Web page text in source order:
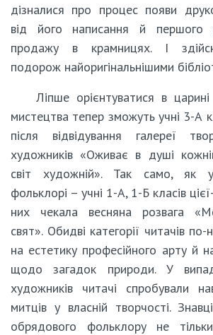
дізналися про процес появи
від його написання й першого
продажу в крамницях. І
подорож найоригінальнішими
Ліпше орієнтуватися в
мистецтва тепер зможуть учні 3-
після відвідування галереї
художників «Оживає в душі
світ художній». Так само, як у
фольклорі – учні 1-А, 1-Б класів
них чекала весняна розвага
свят». Обидві категорії читачів
на естетику професійного арту й
щодо загадок природи. У
художників читачі спробували
митців у власній творчості.
обрядового фольклору не